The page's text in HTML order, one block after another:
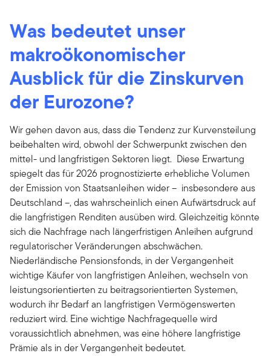
Was bedeutet unser
makroökonomischer
Ausblick für die Zinskurven
der Eurozone?
Wir gehen davon aus, dass die Tendenz zur Kurvensteilung
beibehalten wird, obwohl der Schwerpunkt zwischen den
mittel- und langfristigen Sektoren liegt. Diese Erwartung
spiegelt das für 2026 prognostizierte erhebliche Volumen
der Emission von Staatsanleihen wider – insbesondere aus
Deutschland –, das wahrscheinlich einen Aufwärtsdruck auf
die langfristigen Renditen ausüben wird. Gleichzeitig könnte
sich die Nachfrage nach längerfristigen Anleihen aufgrund
regulatorischer Veränderungen abschwächen.
Niederländische Pensionsfonds, in der Vergangenheit
wichtige Käufer von langfristigen Anleihen, wechseln von
leistungsorientierten zu beitragsorientierten Systemen,
wodurch ihr Bedarf an langfristigen Vermögenswerten
reduziert wird. Eine wichtige Nachfragequelle wird
voraussichtlich abnehmen, was eine höhere langfristige
Prämie als in der Vergangenheit bedeutet.